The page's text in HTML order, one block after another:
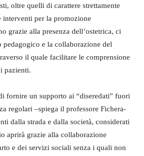
oltre quelli di carattere strettamente
interventi per la promozione
grazie alla presenza dell’ostetrica, ci
pedagogico e la collaborazione del
il quale facilitare le comprensione
pazienti.
fornire un supporto ai “diseredati” fuori
regolari –spiega il professore Fichera-
dalla strada e dalla società, considerati
aprirà grazie alla collaborazione
e dei servizi sociali senza i quali non